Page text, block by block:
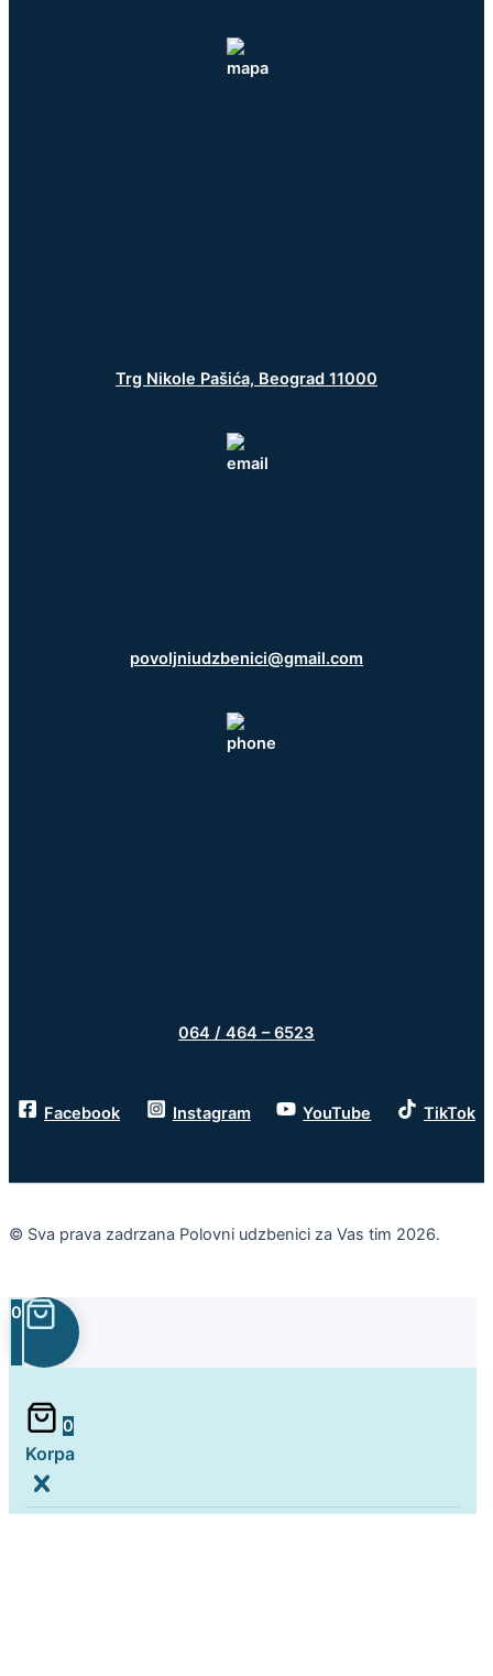
Trg Nikole Pašića, Beograd 11000
povoljniudzbenici@gmail.com
064 / 464 – 6523
Facebook Instagram YouTube TikTok
© Sva prava zadrzana Polovni udzbenici za Vas tim 2026.
0
0
Korpa